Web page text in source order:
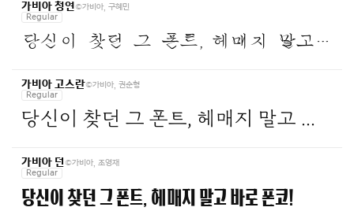
가비아 청연©가비아, 구혜민
Regular
당신이 찾던 그 폰트, 헤매지 말고 바로 폰코!
가비아 고스란©가비아, 권순형
Regular
당신이 찾던 그 폰트, 헤매지 말고 바로 폰코!
가비아 던 ©가비아, 조영재
Regular
당신이 찾던 그 폰트, 헤매지 말고 바로 폰코!